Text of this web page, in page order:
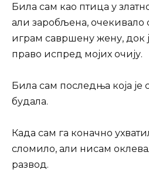
Била сам као птица у
али заробљена, очекивало
играм савршену жену, док
право испред мојих очију.
Била сам последња која је
будала.
Када сам га коначно
сломило, али нисам
развод.